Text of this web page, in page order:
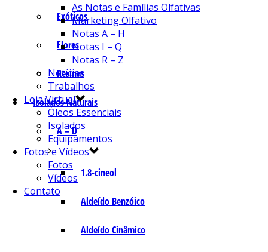
Exóticos
Flores
Resinas
Isolados Naturais
A – D
1.8-cineol
Aldeído Benzóico
Aldeído Cinâmico
As Notas e Famílias Olfativas
Marketing Olfativo
Notas A – H
Notas I – Q
Notas R – Z
Notícias
Trabalhos
Loja Virtual
Óleos Essenciais
Isolados
Equipamentos
Fotos e Vídeos
Fotos
Vídeos
Contato